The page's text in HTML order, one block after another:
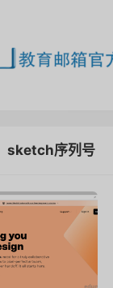
sketch序列号